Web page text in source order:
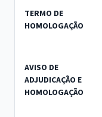
TERMO DE
HOMOLOGAÇÃO
AVISO DE
ADJUDICAÇÃO E
HOMOLOGAÇÃO